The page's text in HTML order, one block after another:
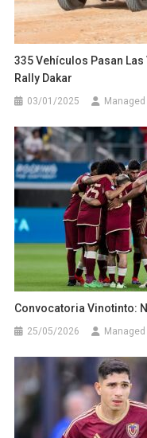
335 Vehículos Pasan
Rally Dakar
03/01/2025
Convocatoria Vinotinto:
25/05/2026